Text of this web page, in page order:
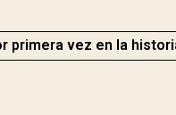
primera vez en la